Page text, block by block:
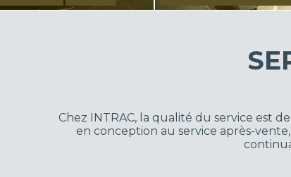
Chez INTRAC, la qualité du service est
en conception au service après-